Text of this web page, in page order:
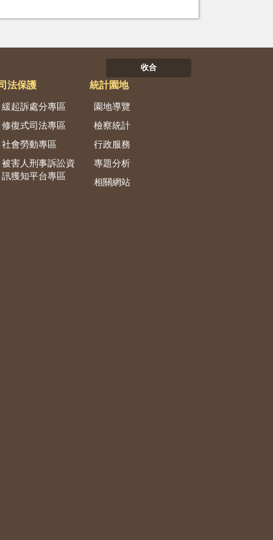
收合
法保護
緩起訴處分專區
修復式司法專區
社會勞動專區
被害人刑事訴訟資
訊獲知平台專區
統計園地
園地導覽
檢察統計
行政服務
專題分析
相關網站